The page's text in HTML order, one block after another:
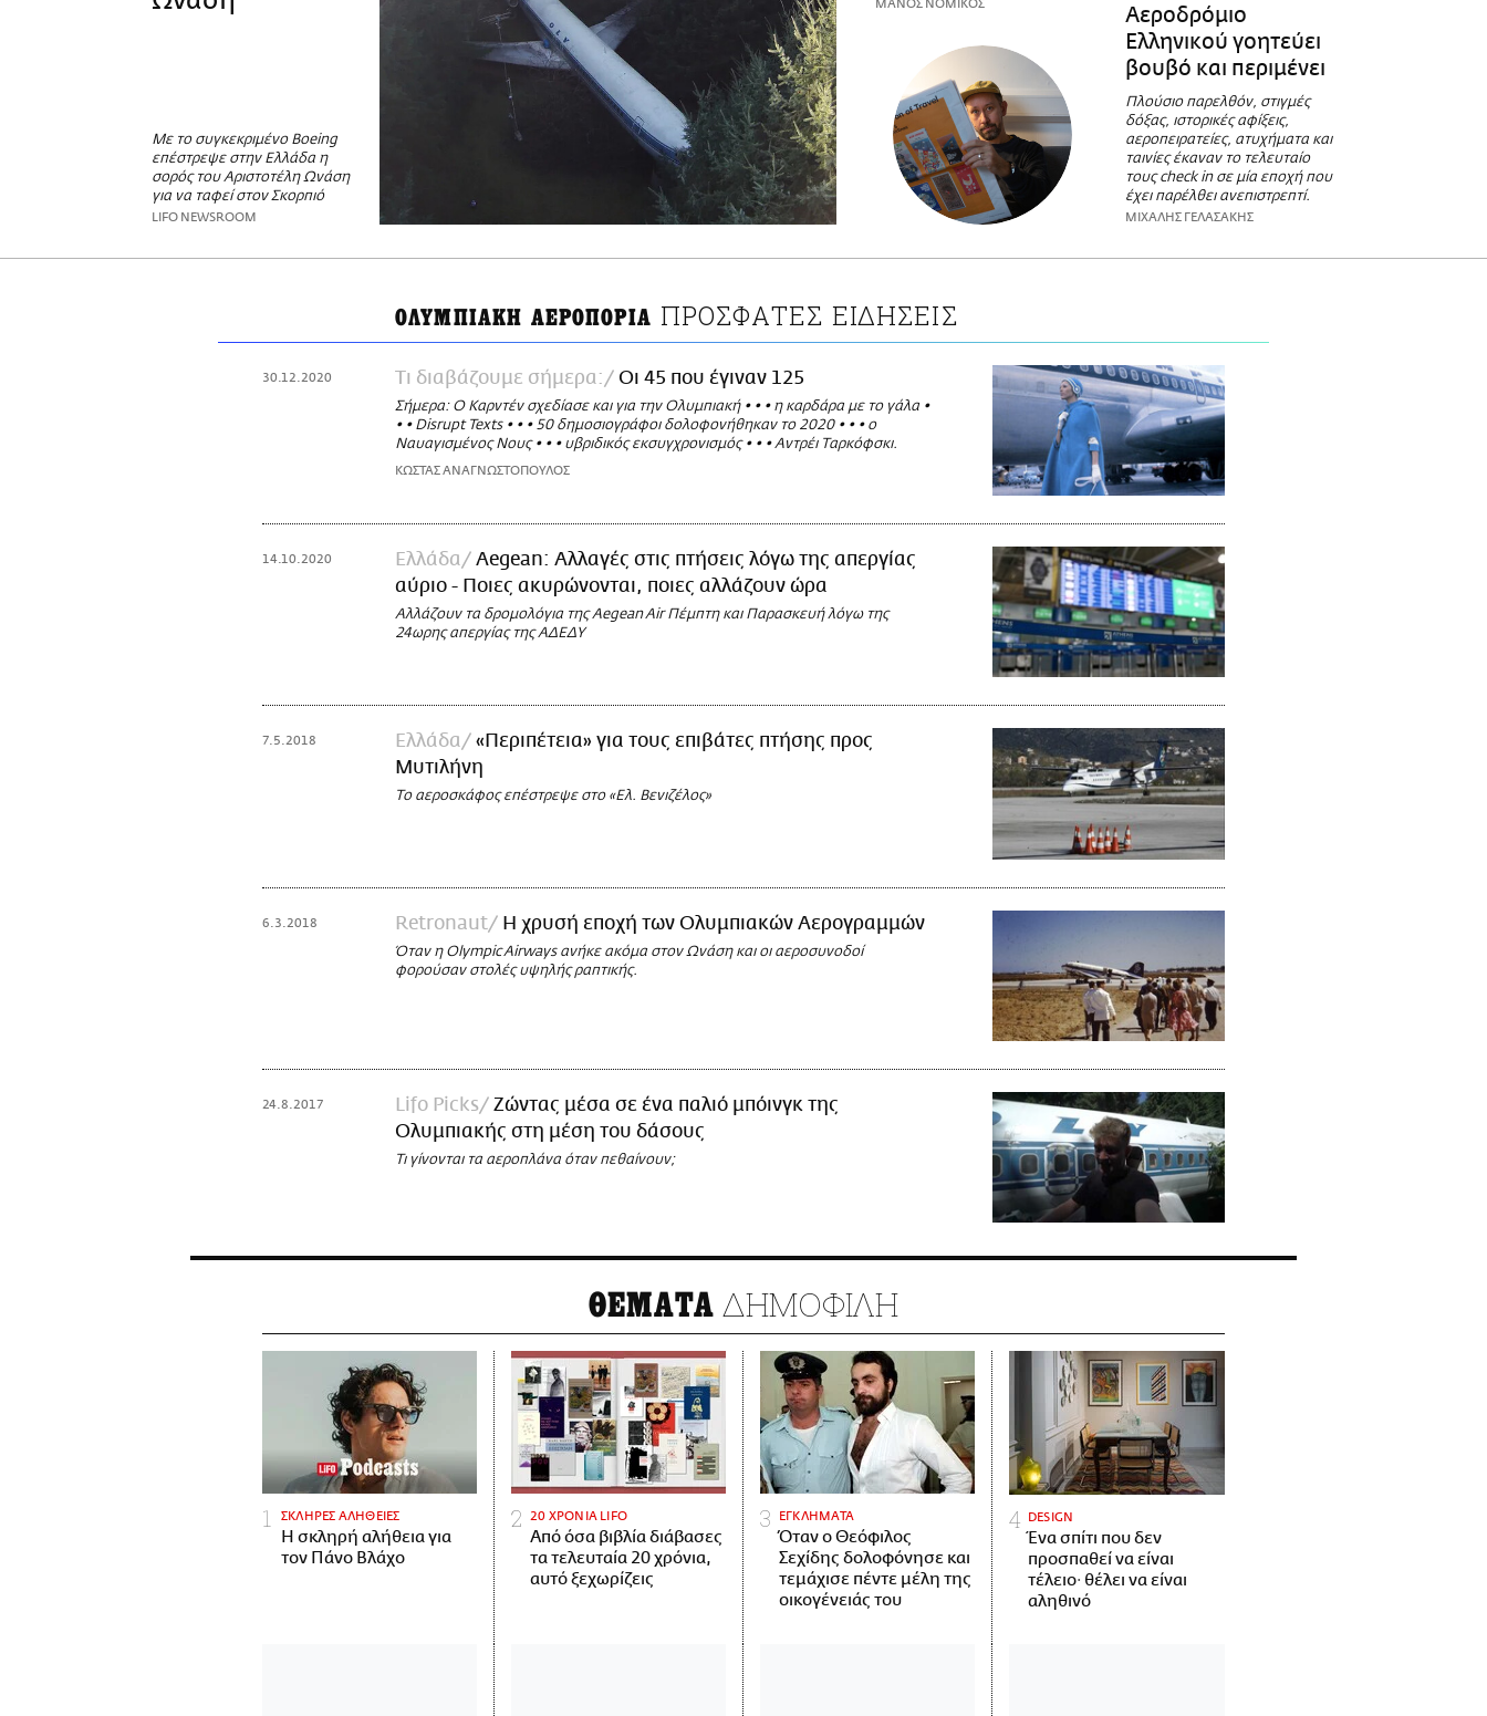
Με το συγκεκριμένο Boeing
επέστρεψε στην Ελλάδα η
σορός του Αριστοτέλη Ωνάση
για να ταφεί στον Σκορπιό
LIFO NEWSROOM
ΜΑΝΟΣ ΝΟΜΙΚΟΣ
Αεροδρόμιο
Ελληνικού γοητεύει
βουβό και περιμένει
Πλούσιο παρελθόν, στιγμές
δόξας, ιστορικές αφίξεις,
αεροπειρατείες, ατυχήματα και
ταινίες έκαναν το τελευταίο
τους check in σε μία εποχή που
έχει παρέλθει ανεπιστρεπτί.
ΜΙΧΑΛΗΣ ΓΕΛΑΣΑΚΗΣ
ΟΛΥΜΠΙΑΚΗ ΑΕΡΟΠΟΡΙΑ ΠΡΟΣΦΑΤΕΣ ΕΙΔΗΣΕΙΣ
30.12.2020 Τι διαβάζουμε σήμερα: Οι 45 που έγιναν 125
Σήμερα: Ο Καρντέν σχεδίασε και για την Ολυμπιακή • • • η καρδάρα με το γάλα •
• • Disrupt Texts • • • 50 δημοσιογράφοι δολοφονήθηκαν το 2020 • • • ο
Ναυαγισμένος Νους • • • υβριδικός εκσυγχρονισμός • • • Αντρέι Ταρκόφσκι.
ΚΩΣΤΑΣ ΑΝΑΓΝΩΣΤΟΠΟΥΛΟΣ
14.10.2020 Ελλάδα
Aegean: Αλλαγές στις πτήσεις λόγω της απεργίας
αύριο - Ποιες ακυρώνονται, ποιες αλλάζουν ώρα
Αλλάζουν τα δρομολόγια της Aegean Air Πέμπτη και Παρασκευή λόγω της
24ωρης απεργίας της ΑΔΕΔΥ
7.5.2018 Ελλάδα
«Περιπέτεια» για τους επιβάτες πτήσης προς
Μυτιλήνη
Το αεροσκάφος επέστρεψε στο «Ελ. Βενιζέλος»
6.3.2018 Retronaut Η χρυσή εποχή των Ολυμπιακών Αερογραμμών
Όταν η Olympic Airways ανήκε ακόμα στον Ωνάση και οι αεροσυνοδοί
φορούσαν στολές υψηλής ραπτικής.
24.8.2017 Lifo Picks
Ζώντας μέσα σε ένα παλιό μπόινγκ της
Ολυμπιακής στη μέση του δάσους
Τι γίνονται τα αεροπλάνα όταν πεθαίνουν;
ΘΕΜΑΤΑ ΔΗΜΟΦΙΛΗ
ΣΚΛΗΡΕΣ ΑΛΗΘΕΙΕΣ
H σκληρή αλήθεια για
τον Πάνο Βλάχο
20 ΧΡΟΝΙΑ LIFO
Από όσα βιβλία διάβασες
τα τελευταία 20 χρόνια,
αυτό ξεχωρίζεις
ΕΓΚΛΗΜΑΤΑ
Όταν ο Θεόφιλος
Σεχίδης δολοφόνησε και
τεμάχισε πέντε μέλη της
οικογένειάς του
DESIGN
Ένα σπίτι που δεν
προσπαθεί να είναι
τέλειο· θέλει να είναι
αληθινό